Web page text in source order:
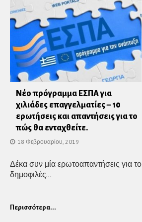
Νέο πρόγραμμα ΕΣΠΑ για
χιλιάδες επαγγελματίες – 10
ερωτήσεις και απαντήσεις για το
πώς θα ενταχθείτε.
18 Φεβρουαρίου, 2019
Δέκα συν μία ερωτοαπαντήσεις για το
δημοφιλές...
Περισσότερα...